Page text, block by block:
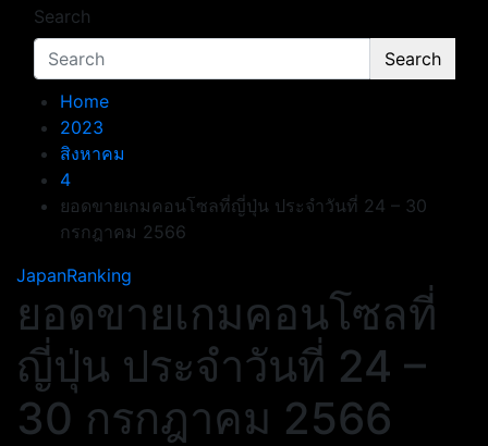
Search
Search
Home
2023
สิงหาคม
4
ยอดขายเกมคอนโซลที่ญี่ปุ่น ประจำวันที่ 24 – 30
กรกฎาคม 2566
JapanRanking
ยอดขายเกมคอนโซลที่
ญี่ปุ่น ประจำวันที่ 24 –
30 กรกฎาคม 2566